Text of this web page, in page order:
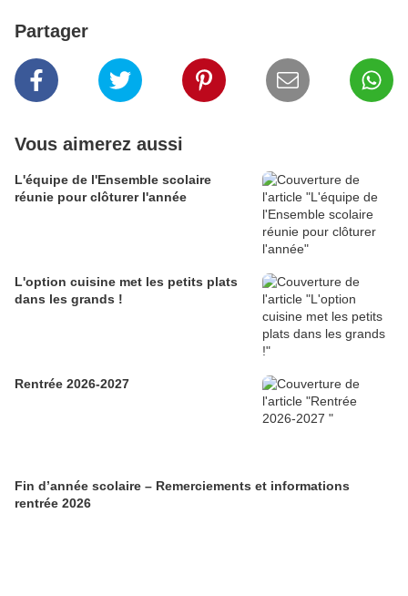
Partager
Vous aimerez aussi
L'équipe de l'Ensemble scolaire
réunie pour clôturer l'année
L'option cuisine met les petits plats
dans les grands !
Rentrée 2026-2027
Fin d’année scolaire – Remerciements et informations
rentrée 2026